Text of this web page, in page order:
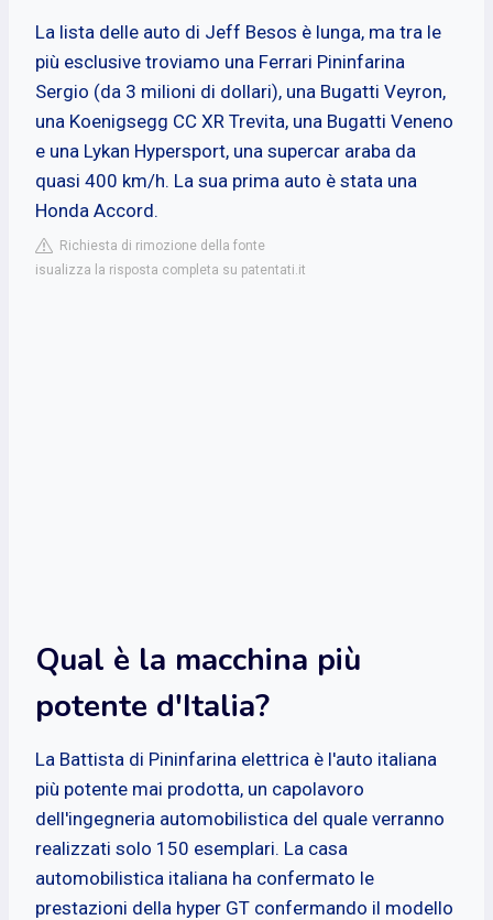
La lista delle auto di Jeff Besos è lunga, ma tra le
più esclusive troviamo una Ferrari Pininfarina
Sergio (da 3 milioni di dollari), una Bugatti Veyron,
una Koenigsegg CC XR Trevita, una Bugatti Veneno
e una Lykan Hypersport, una supercar araba da
quasi 400 km/h. La sua prima auto è stata una
Honda Accord.
Richiesta di rimozione della fonte
isualizza la risposta completa su patentati.it
Qual è la macchina più
potente d'Italia?
La Battista di Pininfarina elettrica è l'auto italiana
più potente mai prodotta, un capolavoro
dell'ingegneria automobilistica del quale verranno
realizzati solo 150 esemplari. La casa
automobilistica italiana ha confermato le
prestazioni della hyper GT confermando il modello